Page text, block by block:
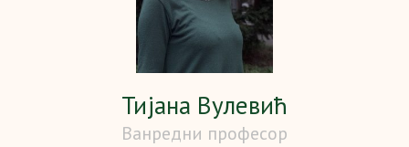
Тијана Вулевић
Ванредни професор